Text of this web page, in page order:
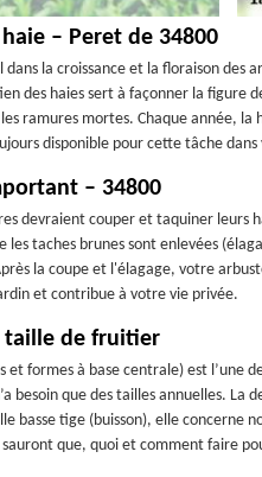
– Peret de 34800
la croissance et la floraison des
des haies sert à façonner la figure
ramures mortes. Chaque année,
disponible pour cette tâche
– 34800
devraient couper et taquiner leurs
les taches brunes sont enlevées
la coupe et l'élagage, votre
et contribue à votre vie privée.
taille de fruitier
et formes à base centrale) est l’une
besoin que des tailles annuelles.
basse tige (buisson), elle concerne
sauront que, quoi et comment faire